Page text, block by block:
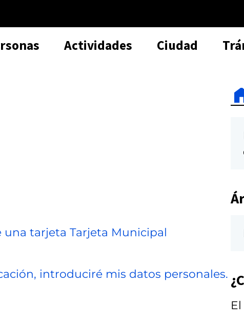
Actividades Ciudad
tarjeta Tarjeta Municipal
introduciré mis datos personales.